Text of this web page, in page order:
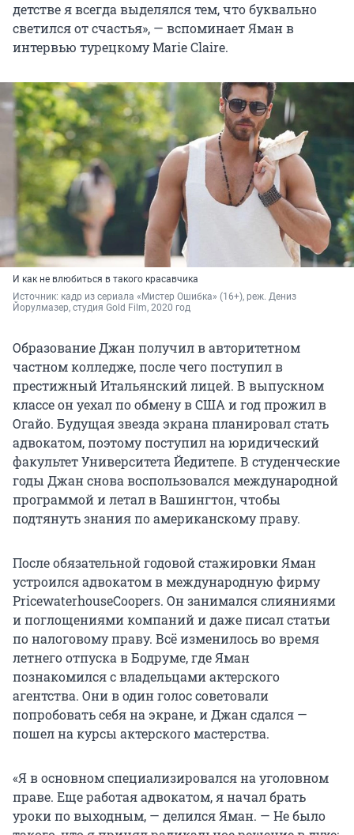
детстве я всегда выделялся тем, что буквально
светился от счастья», — вспоминает Яман в
интервью турецкому Marie Claire.
И как не влюбиться в такого красавчика
Источник: кадр из сериала «Мистер Ошибка» (16+), реж. Дениз
Йорулмазер, студия Gold Film, 2020 год
Образование Джан получил в авторитетном
частном колледже, после чего поступил в
престижный Итальянский лицей. В выпускном
классе он уехал по обмену в США и год прожил в
Огайо. Будущая звезда экрана планировал стать
адвокатом, поэтому поступил на юридический
факультет Университета Йедитепе. В студенческие
годы Джан снова воспользовался международной
программой и летал в Вашингтон, чтобы
подтянуть знания по американскому праву.
После обязательной годовой стажировки Яман
устроился адвокатом в международную фирму
PricewaterhouseCoopers. Он занимался слияниями
и поглощениями компаний и даже писал статьи
по налоговому праву. Всё изменилось во время
летнего отпуска в Бодруме, где Яман
познакомился с владельцами актерского
агентства. Они в один голос советовали
попробовать себя на экране, и Джан сдался —
пошел на курсы актерского мастерства.
«Я в основном специализировался на уголовном
праве. Еще работая адвокатом, я начал брать
уроки по выходным, — делился Яман. — Не было